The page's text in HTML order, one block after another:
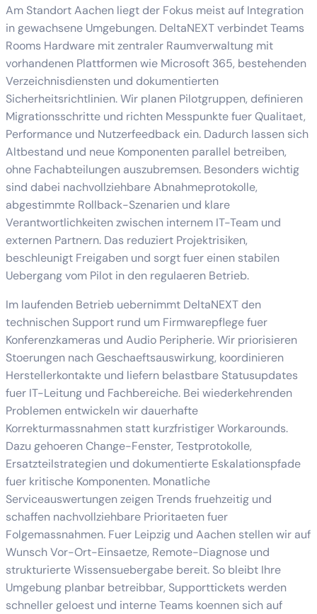
Am Standort Aachen liegt der Fokus meist auf Integration
in gewachsene Umgebungen. DeltaNEXT verbindet Teams
Rooms Hardware mit zentraler Raumverwaltung mit
vorhandenen Plattformen wie Microsoft 365, bestehenden
Verzeichnisdiensten und dokumentierten
Sicherheitsrichtlinien. Wir planen Pilotgruppen, definieren
Migrationsschritte und richten Messpunkte fuer Qualitaet,
Performance und Nutzerfeedback ein. Dadurch lassen sich
Altbestand und neue Komponenten parallel betreiben,
ohne Fachabteilungen auszubremsen. Besonders wichtig
sind dabei nachvollziehbare Abnahmeprotokolle,
abgestimmte Rollback-Szenarien und klare
Verantwortlichkeiten zwischen internem IT-Team und
externen Partnern. Das reduziert Projektrisiken,
beschleunigt Freigaben und sorgt fuer einen stabilen
Uebergang vom Pilot in den regulaeren Betrieb.
Im laufenden Betrieb uebernimmt DeltaNEXT den
technischen Support rund um Firmwarepflege fuer
Konferenzkameras und Audio Peripherie. Wir priorisieren
Stoerungen nach Geschaeftsauswirkung, koordinieren
Herstellerkontakte und liefern belastbare Statusupdates
fuer IT-Leitung und Fachbereiche. Bei wiederkehrenden
Problemen entwickeln wir dauerhafte
Korrekturmassnahmen statt kurzfristiger Workarounds.
Dazu gehoeren Change-Fenster, Testprotokolle,
Ersatzteilstrategien und dokumentierte Eskalationspfade
fuer kritische Komponenten. Monatliche
Serviceauswertungen zeigen Trends fruehzeitig und
schaffen nachvollziehbare Prioritaeten fuer
Folgemassnahmen. Fuer Leipzig und Aachen stellen wir auf
Wunsch Vor-Ort-Einsaetze, Remote-Diagnose und
strukturierte Wissensuebergabe bereit. So bleibt Ihre
Umgebung planbar betreibbar, Supporttickets werden
schneller geloest und interne Teams koennen sich auf